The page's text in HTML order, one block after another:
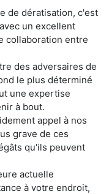
de dératisation, c'est
un excellent
collaboration entre
des adversaires de
le plus déterminé
une expertise
à bout.
appel à nos
grave de ces
qu'ils peuvent
actuelle
à votre endroit,